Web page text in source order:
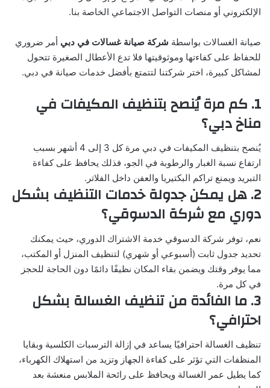
الإلكتروني أو منصات التواصل الاجتماعي الخاصة بنا.
صيانة الغسالات بواسطة شركة صيانة غسالات في دبي أمر ضروري
للحفاظ على كفاءتها وموثوقيتها فلا تدع الأعطال الصغيرة تتحول
لمشاكل كبيرة، اختر شركتنا لتتمتع بأفضل خدمات صيانة في دبي.
1. كم مرة يُنصح بتنظيف المكيفات في
مناخ دبي؟
يُنصح بتنظيف المكيفات في دبي مرة كل 3 إلى 4 أشهر بسبب
ارتفاع نسبة الغبار والرطوبة في الجو، فذلك يحافظ على كفاءة
التبريد ويمنع تراكم البكتيريا والعفن داخل الفلاتر.
2. هل يمكن جدولة خدمات التنظيف بشكل
دوري مع شركة الدسوقي؟
نعم، توفر شركة الدسوقي خدمة الاشتراك الدوري، حيث يمكنك
تحديد جدول ثابت (أسبوعي أو شهري) لتنظيف المنزل أو المكتب،
مما يوفر وقتك ويضمن بقاء المكان نظيفًا دائمًا دون الحاجة للحجز
في كل مرة.
3. ما الفائدة من تنظيف الغسالة بشكل
احترافي؟
تنظيف الغسالة احترافيًا يساعد في إزالة الترسبات الكلسية وبقايا
المنظفات التي تؤثر على كفاءة الجهاز وتزيد من استهلاك الكهرباء،
كما يطيل عمر الغسالة ويحافظ على رائحة الملابس منعشة بعد